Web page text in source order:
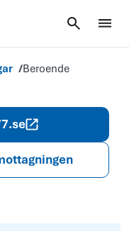
Beroende